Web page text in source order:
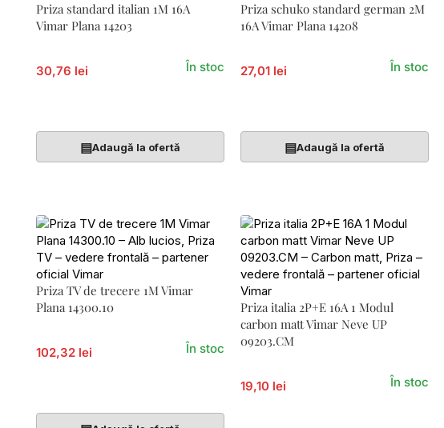
Priza standard italian 1M 16A
Vimar Plana 14203
30,76 lei În stoc
▤Adaugă la ofertă
Priza schuko standard german 2M
16A Vimar Plana 14208
27,01 lei În stoc
▤Adaugă la ofertă
Priza TV de trecere 1M Vimar
Plana 14300.10
102,32 lei În stoc
Priza italia 2P+E 16A 1 Modul
carbon matt Vimar Neve UP
09203.CM
19,10 lei În stoc